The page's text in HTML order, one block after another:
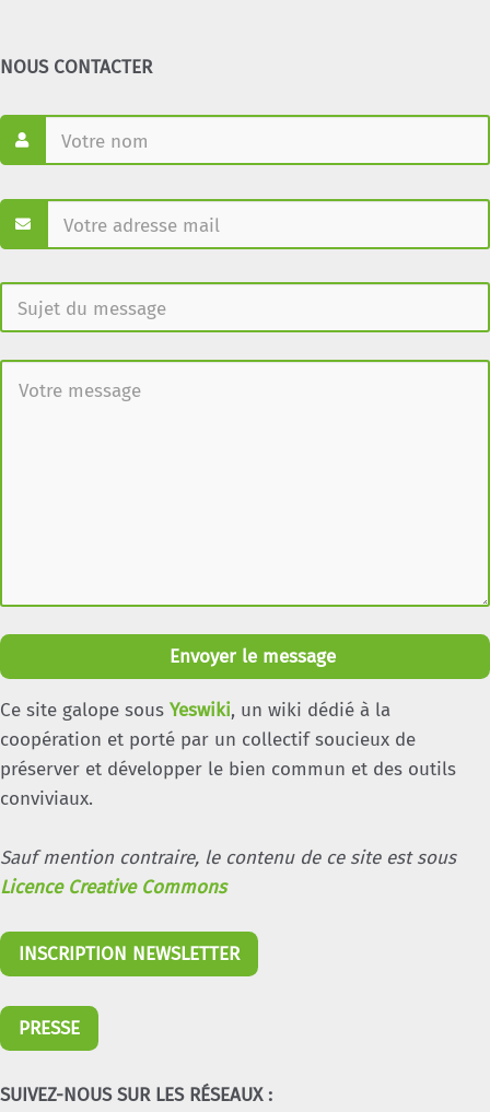
NOUS CONTACTER
Envoyer le message
Ce site galope sous Yeswiki, un wiki dédié à la
coopération et porté par un collectif soucieux de
préserver et développer le bien commun et des outils
conviviaux.
Sauf mention contraire, le contenu de ce site est sous
Licence Creative Commons
INSCRIPTION NEWSLETTER
PRESSE
SUIVEZ-NOUS SUR LES RÉSEAUX :